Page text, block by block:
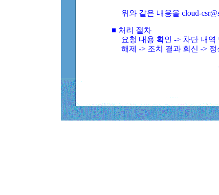
위와 같은 내용을 cloud-
■ 처리 절차
요청 내용 확인 -> 차단 내
해제 -> 조치 결과 회신 ->